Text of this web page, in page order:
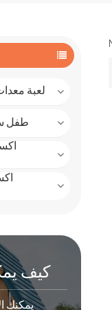
لعبة
طفل
كيف
يمكنك